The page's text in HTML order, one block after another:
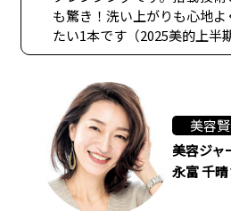
も驚き！洗い上がりも心地
たい1本です（2025美的上半期
美容
美容ジャ
永富 千